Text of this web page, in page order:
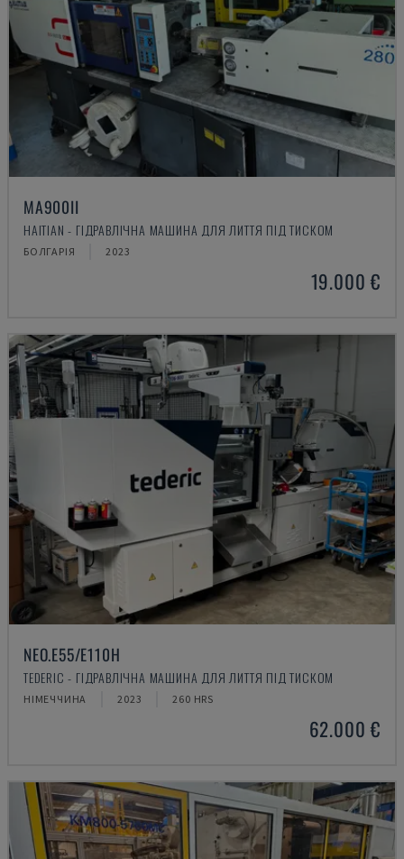
MA900ІІ
HAITIAN - ГІДРАВЛІЧНА МАШИНА ДЛЯ ЛИТТЯ ПІД ТИСКОМ
БОЛГАРІЯ 2023
19.000 €
NEO.E55/E110H
TEDERIC - ГІДРАВЛІЧНА МАШИНА ДЛЯ ЛИТТЯ ПІД ТИСКОМ
НІМЕЧЧИНА 2023 260 HRS
62.000 €